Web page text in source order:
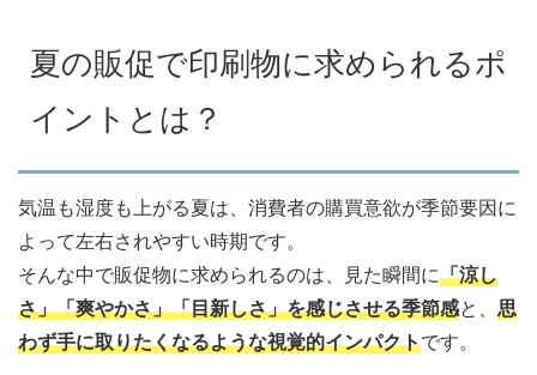
夏の販促で印刷物に求められるポ
イントとは？
気温も湿度も上がる夏は、消費者の購買意欲が季節要因に
よって左右されやすい時期です。
そんな中で販促物に求められるのは、見た瞬間に「涼し
さ」「爽やかさ」「目新しさ」を感じさせる季節感と、 思
わず手に取りたくなるような視覚的インパクトです。